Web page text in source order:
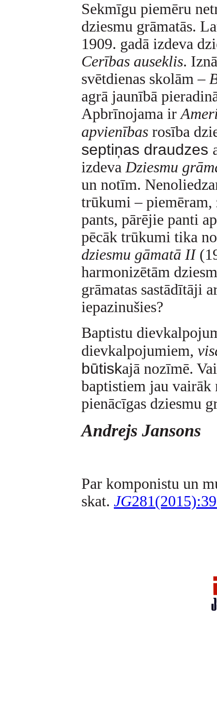
Sekmīgu piemēru
dziesmu grāmatās.
1909. gadā izdeva
Cerības auseklis.
svētdienas skolām –
agrā jaunībā
Apbrīnojama ir
apvienības rosība
septiņas draudzes
izdevaDziesmu
un notīm.
trūkumi –
pants, pārējie panti
pēcāk trūkumi tika
dziesmu gāmatā II
harmonizētām
grāmatas sastādītāji
iepazinušies?
Baptistu
dievkalpojumiem,
būtiskajā nozīmē.
baptistiem jau vairāk
pienācīgas dziesmu
Andrejs Jansons
Par komponistu un
skat. JG